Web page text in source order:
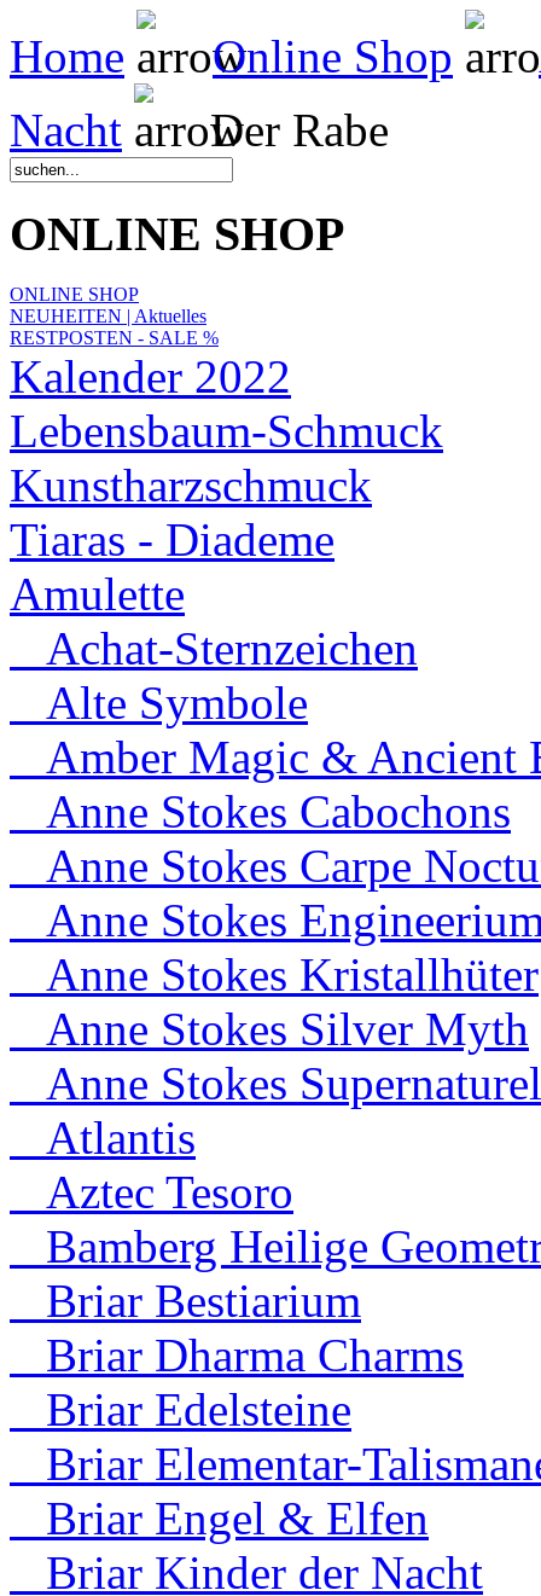
Home Online Shop
Nacht
Der Rabe
ONLINE SHOP
ONLINE SHOP
NEUHEITEN | Aktuelles
RESTPOSTEN - SALE %
Kalender 2022
Lebensbaum-Schmuck
Kunstharzschmuck
Tiaras - Diademe
Amulette
Achat-Sternzeichen
Alte Symbole
Amber Magic & Ancient
Anne Stokes Cabochons
Anne Stokes Carpe
Anne Stokes
Anne Stokes Kristallhüter
Anne Stokes Silver Myth
Anne Stokes
Atlantis
Aztec Tesoro
Bamberg Heilige
Briar Bestiarium
Briar Dharma Charms
Briar Edelsteine
Briar Elementar-
Briar Engel & Elfen
Briar Kinder der Nacht